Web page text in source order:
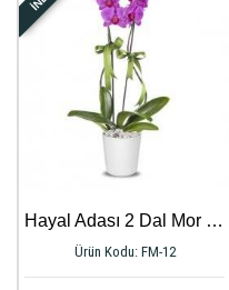
Hayal Adası 2 Dal Mor Orkide
Ürün Kodu: FM-12